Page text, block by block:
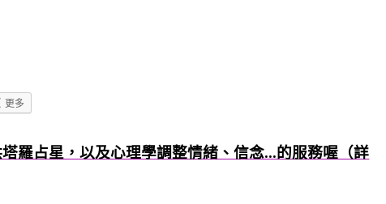
更多
羅占星，以及心理學調整情緒、信念...的服務喔（詳